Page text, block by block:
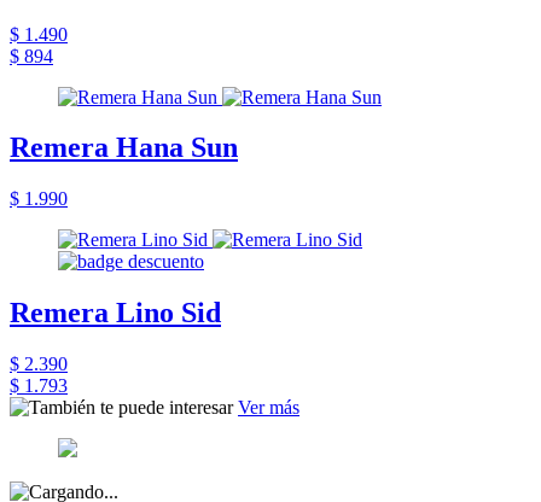
$ 1.490
$ 894
Remera Hana Sun
$ 1.990
Remera Lino Sid
$ 2.390
$ 1.793
Ver más